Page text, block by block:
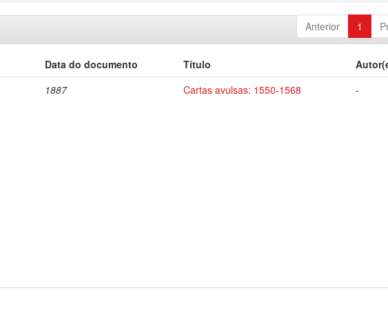
Anterior 1
Data do documento Título
1887
Cartas avulsas: 1550-1568 -